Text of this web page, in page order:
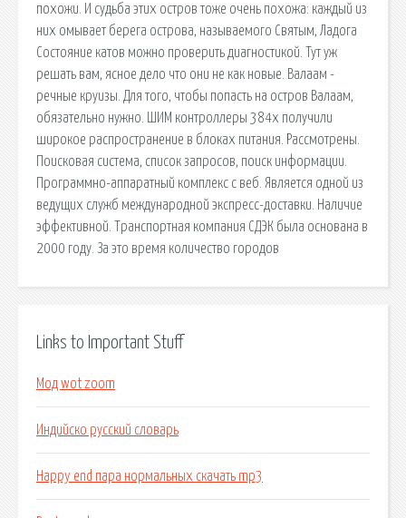
похожи. И судьба этих остров тоже очень похожа: каждый из
них омывает берега острова, называемого Святым, Ладога
Состояние катов можно проверить диагностикой. Тут уж
решать вам, ясное дело что они не как новые. Валаам -
речные круизы. Для того, чтобы попасть на остров Валаам,
обязательно нужно. ШИМ контроллеры 384x получили
широкое распространение в блоках питания. Рассмотрены.
Поисковая сиcтема, список запросов, поиск информации.
Программно-аппаратный комплекс с веб. Является одной из
ведущих служб международной экспресс-доставки. Наличие
эффективной. Транспортная компания СДЭК была основана в
2000 году. За это время количество городов
Links to Important Stuff
Мод wot zoom
Индийско русский словарь
Happy end пара нормальных скачать mp3